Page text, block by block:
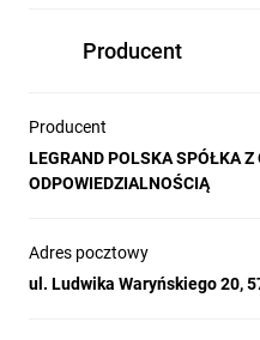
Producent
Producent
LEGRAND POLSKA SPÓŁKA Z
ODPOWIEDZIALNOŚCIĄ
Adres pocztowy
ul. Ludwika Waryńskiego 20,